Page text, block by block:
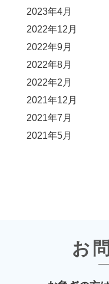
2023年4月
2022年12月
2022年9月
2022年8月
2022年2月
2021年12月
2021年7月
2021年5月
お